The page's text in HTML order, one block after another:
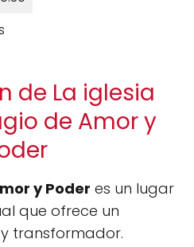
de La iglesia
de Amor y
y Poder es un lugar
que ofrece un
transformador.